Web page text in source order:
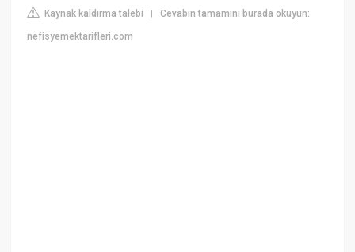
Kaynak kaldırma talebi |Cevabın tamamını burada okuyun:
nefisyemektarifleri.com